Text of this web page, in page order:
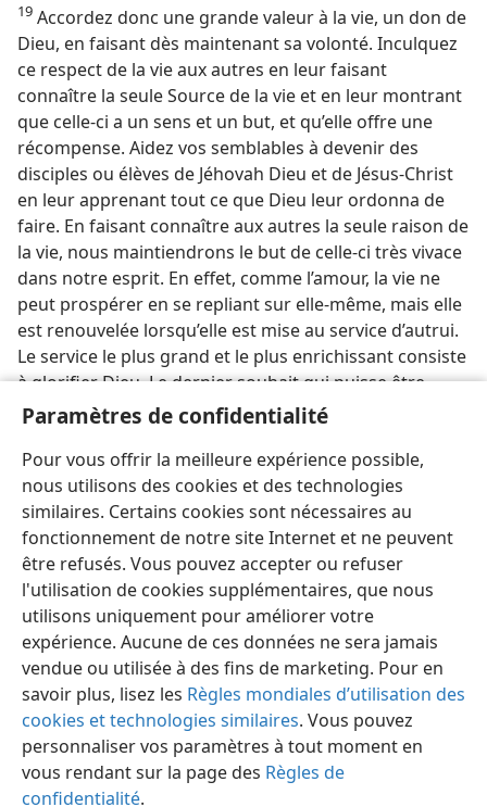
Paramètres de confidentialité
Pour vous offrir la meilleure expérience possible,
nous utilisons des cookies et des technologies
similaires. Certains cookies sont nécessaires au
fonctionnement de notre site Internet et ne peuvent
être refusés. Vous pouvez accepter ou refuser
l'utilisation de cookies supplémentaires, que nous
utilisons uniquement pour améliorer votre
expérience. Aucune de ces données ne sera jamais
vendue ou utilisée à des fins de marketing. Pour en
savoir plus, lisez les Règles mondiales d’utilisation des
cookies et technologies similaires. Vous pouvez
personnaliser vos paramètres à tout moment en
vous rendant sur la page des Règles de
confidentialité.
19 Accordez donc une grande valeur à la vie, un don de
Dieu, en faisant dès maintenant sa volonté. Inculquez
ce respect de la vie aux autres en leur faisant
connaître la seule Source de la vie et en leur montrant
que celle-ci a un sens et un but, et qu’elle offre une
récompense. Aidez vos semblables à devenir des
disciples ou élèves de Jéhovah Dieu et de Jésus-Christ
en leur apprenant tout ce que Dieu leur ordonna de
faire. En faisant connaître aux autres la seule raison de
la vie, nous maintiendrons le but de celle-ci très vivace
dans notre esprit. En effet, comme l’amour, la vie ne
peut prospérer en se repliant sur elle-​même, mais elle
est renouvelée lorsqu’elle est mise au service d’autrui.
Le service le plus grand et le plus enrichissant consiste
à glorifier Dieu. Le dernier souhait qui puisse être
exprimé à propos de la vie est donc celui du psalmiste,
Alléluia [louez Jah] !” —Ps. 150:6,AC.
Français Partager Préférences
Copyright © 2026 Watch Tower Bible and Tract Society of Pennsylvania
Conditions d’utilisation
Règles de confidentialité
Paramètres de confidentialité
JW.ORG Se connecter